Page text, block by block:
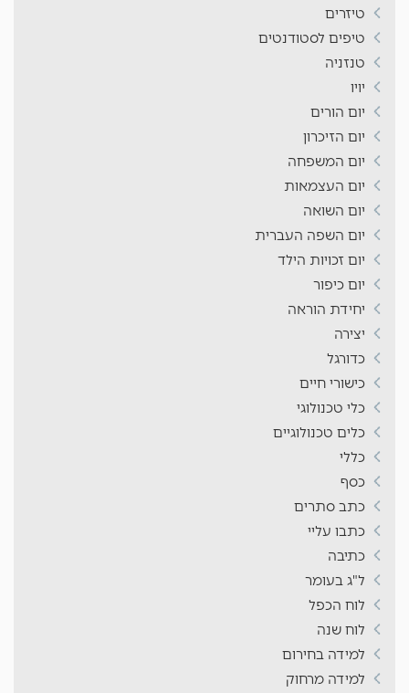
טיזרים
טיפים לסטודנטים
טנזניה
יויו
יום הורים
יום הזיכרון
יום המשפחה
יום העצמאות
יום השואה
יום השפה העברית
יום זכויות הילד
יום כיפור
יחידת הוראה
יצירה
כדורגל
כישורי חיים
כלי טכנולוגי
כלים טכנולוגיים
כללי
כסף
כתב סתרים
כתבו עליי
כתיבה
ל"ג בעומר
לוח הכפל
לוח שנה
למידה בחירום
למידה מרחוק